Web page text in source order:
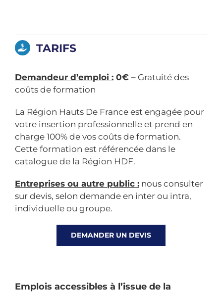
TARIFS
Demandeur d’emploi :0€ –Gratuité des
coûts de formation
La Région Hauts De France est engagée pour
votre insertion professionnelle et prend en
charge 100% de vos coûts de formation.
Cette formation est référencée dans le
catalogue de la Région HDF.
Entreprises ou autre public :nous consulter
sur devis, selon demande en inter ou intra,
individuelle ou groupe.
DEMANDER UN DEVIS
Emplois accessibles à l’issue de la